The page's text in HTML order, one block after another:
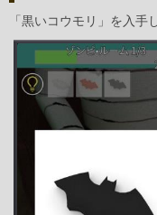
「黒いコウモリ」を入手